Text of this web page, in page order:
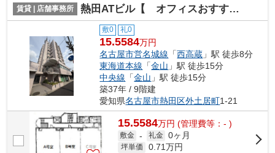
賃貸 | 店舗事務所 熱田ATビル【 オフィスおすすめ 】
敷0 礼0
15.5584万円
名古屋市営名城線 「西高蔵 」駅 徒歩8分
東海道本線 「金山 」駅 徒歩15分
中央線 「金山 」駅 徒歩15分
築37年 / 9階建
愛知県名古屋市熱田区外土居町1-21
15.5584万円 (管理費等：- )
敷金 - 礼金 0ヶ月
坪単価 0.71万円